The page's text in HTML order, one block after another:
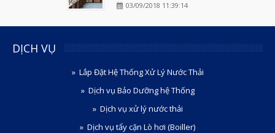
03/09/2018 11:39:14
DỊCH VỤ
Lắp Đặt Hệ Thống Xử Lý Nước Thải
Dịch vụ Bảo Dưỡng hệ Thống
Dịch vụ xử lý nước thải
Dịch vụ tẩy cặn Lò hơi (Boiller)